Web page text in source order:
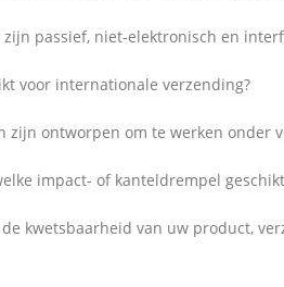
zijn passief, niet-elektronisch en
voor internationale verzending?
zijn ontworpen om te werken
impact- of kanteldrempel
kwetsbaarheid van uw product,